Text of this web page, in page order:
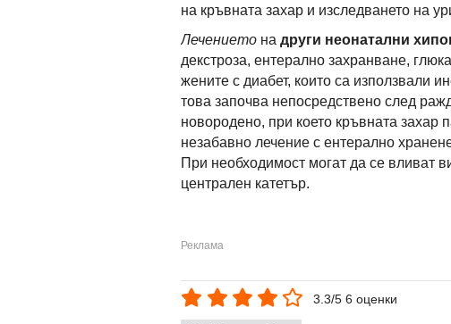
на кръвната захар и изследването на
Лечението на други неонатални
декстроза, ентерално захранване,
жените с диабет, които са използвали
това започва непосредствено след
новородено, при което кръвната
незабавно лечение с ентерално
При необходимост могат да се вливат
централен катетър.
3.3/5 6 оценки